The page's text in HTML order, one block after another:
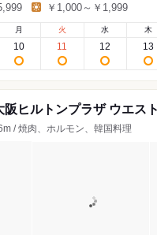
￥1,000～￥1,999
月
10
火
11
水
12
木
13
阪ヒルトンプラザ ウエス
/ 焼肉、ホルモン、韓国料理